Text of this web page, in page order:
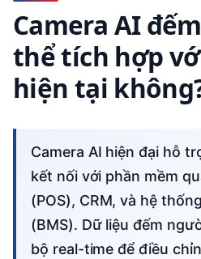
Camera AI
thể tích hợp
hiện tại
Camera AI hiện đại hỗ trợ API mở, dễ dàng
kết nối với phần mềm
(POS), CRM, và hệ
(BMS). Dữ liệu đếm
bộ real-time để điều